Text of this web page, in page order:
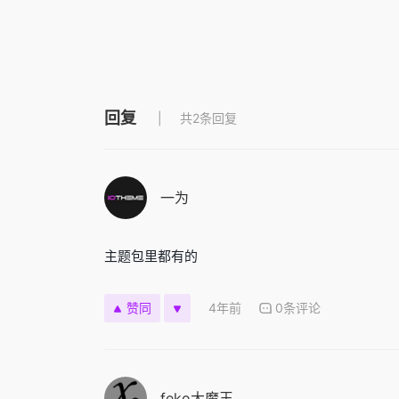
回复 共2条回复
一为
主题包里都有的
赞同 4年前 0条评论